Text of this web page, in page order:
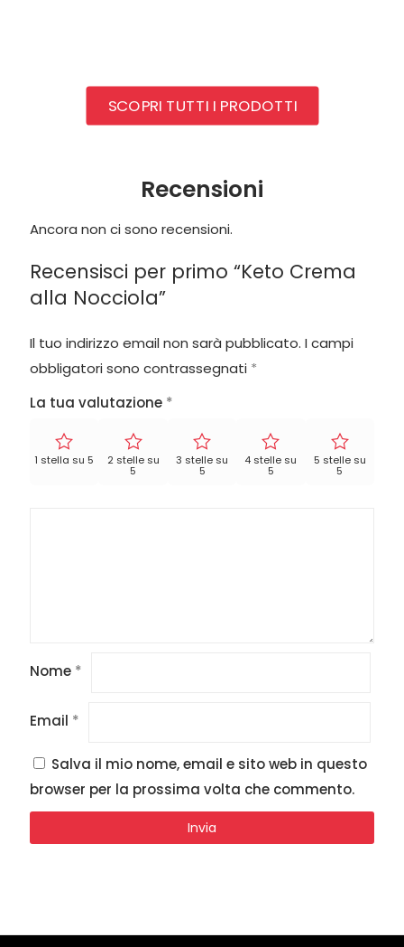
SCOPRI TUTTI I PRODOTTI
Recensioni
Ancora non ci sono recensioni.
Recensisci per primo “Keto Crema
alla Nocciola”
Il tuo indirizzo email non sarà pubblicato. I campi
obbligatori sono contrassegnati *
La tua valutazione *
1 stella su 5 2 stelle su
5
3 stelle su
5
4 stelle su
5
5 stelle su
5
Nome *
Email *
Salva il mio nome, email e sito web in questo
browser per la prossima volta che commento.